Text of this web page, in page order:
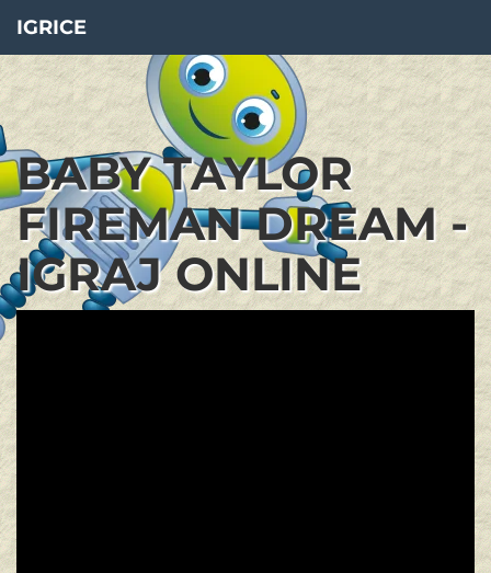
IGRICE
BABY TAYLOR
FIREMAN DREAM -
IGRAJ ONLINE